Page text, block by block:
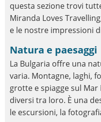
questa sezione trovi
Miranda Loves
e le nostre impressioni
Natura e paesaggi
La Bulgaria offre una
varia. Montagne, laghi,
grotte e spiagge sul
diversi tra loro. È una
le escursioni, la